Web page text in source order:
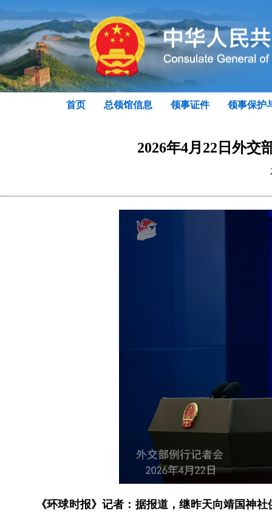
首页 总领馆信息 领事证件 领事保护
2026年4月22日外交
《环球时报》记者：据报道，继昨天向靖国神